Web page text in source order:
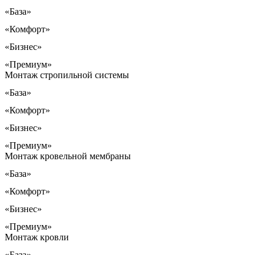
«База»
«Комфорт»
«Бизнес»
«Премиум»
Монтаж стропильной системы
«База»
«Комфорт»
«Бизнес»
«Премиум»
Монтаж кровельной мембраны
«База»
«Комфорт»
«Бизнес»
«Премиум»
Монтаж кровли